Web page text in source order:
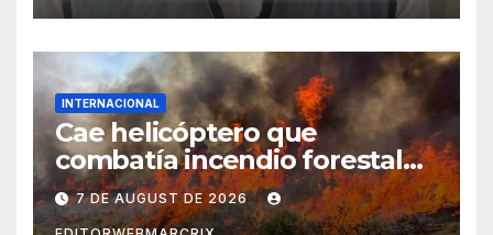
INTERNACIONAL
Cae helicóptero que
combatía incendio forestal
en Utah
7 DE AUGUST DE 2026